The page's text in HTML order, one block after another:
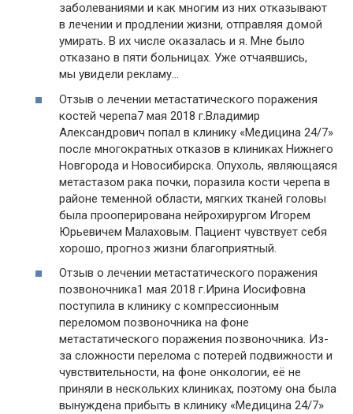
заболеваниями и как многим из них отказывают
в лечении и продлении жизни, отправляя домой
умирать. В их числе оказалась и я. Мне было
отказано в пяти больницах. Уже отчаявшись,
мы увидели рекламу…
Отзыв о лечении метастатического поражения
костей черепа7 мая 2018 г.Владимир
Александрович попал в клинику «Медицина 24/7»
после многократных отказов в клиниках Нижнего
Новгорода и Новосибирска. Опухоль, являющаяся
метастазом рака почки, поразила кости черепа в
районе теменной области, мягких тканей головы
была прооперирована нейрохирургом Игорем
Юрьевичем Малаховым. Пациент чувствует себя
хорошо, прогноз жизни благоприятный.
Отзыв о лечении метастатического поражения
позвоночника1 мая 2018 г.Ирина Иосифовна
поступила в клинику с компрессионным
переломом позвоночника на фоне
метастатического поражения позвоночника. Из-
за сложности перелома с потерей подвижности и
чувствительности, на фоне онкологии, её не
приняли в нескольких клиниках, поэтому она была
вынуждена прибыть в клинику «Медицина 24/7»